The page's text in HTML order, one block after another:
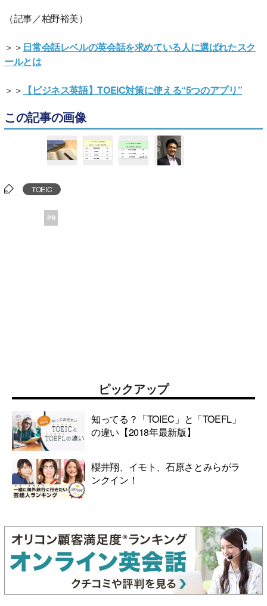
（記事／柏野裕美）
＞＞ 日常会話レベルの英会話を求めている人に選ばれたスク
ールとは
＞＞ 【ビジネス英語】TOEIC対策に使える“5つのアプリ”
この記事の画像
TOEIC
PR
ピックアップ
知ってる？「TOIEC」と「TOEFL」
の違い【2018年最新版】
櫻井翔、イモト、石原さとみらがラ
ンクイン！